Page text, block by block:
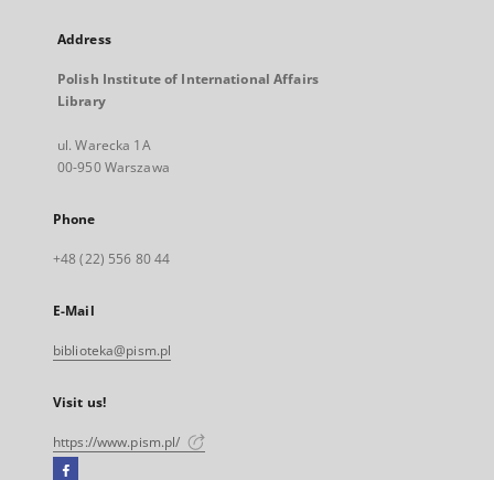
Address
Polish Institute of International Affairs
Library
ul. Warecka 1A
00-950 Warszawa
Phone
+48 (22) 556 80 44
E-Mail
biblioteka@pism.pl
Visit us!
https://www.pism.pl/
Facebook